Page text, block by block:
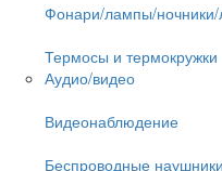
Фонари/лампы/
Термосы и термокружки
Аудио/видео
Видеонаблюдение
Беспроводные